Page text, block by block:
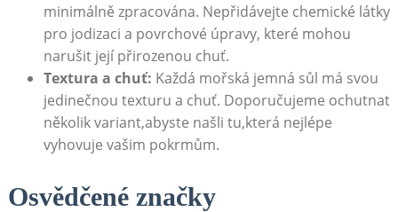
minimálně zpracována. Nepřidávejte chemické látky
pro jodizaci a povrchové úpravy, které mohou
narušit její přirozenou chuť.
Textura a chuť: Každá mořská jemná sůl má svou
jedinečnou texturu a chuť. Doporučujeme ochutnat
několik variant,abyste našli tu,která nejlépe
vyhovuje vašim pokrmům.
Osvědčené značky